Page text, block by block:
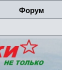
Форум